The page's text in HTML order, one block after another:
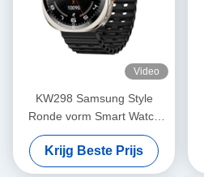
Video
KW298 Samsung Style
Ronde vorm Smart Watch
Fitness Tracker 1,43 inch
Krijg Beste Prijs